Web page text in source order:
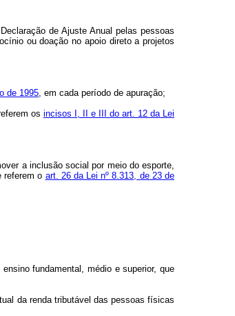
de Ajuste Anual pelas pessoas
ou doação no apoio direto a projetos
de 1995, em cada período de apuração;
os incisos I, II e III do art. 12 da Lei
a inclusão social por meio do esporte,
referem o art. 26 da Lei nº 8.313, de 23 de
fundamental, médio e superior, que
da renda tributável das pessoas físicas